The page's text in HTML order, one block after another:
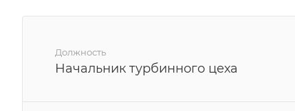
Должность
Начальник турбинного цеха